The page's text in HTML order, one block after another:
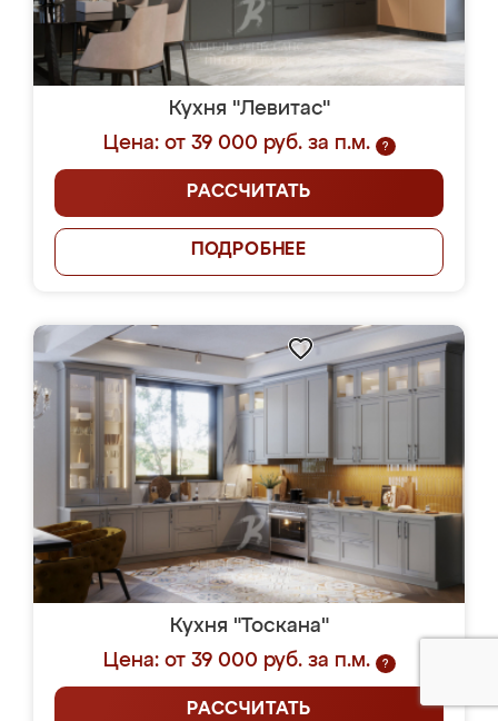
Кухня "Левитас"
Цена: от 39 000 руб. за п.м.
?
РАССЧИТАТЬ
ПОДРОБНЕЕ
Кухня "Тоскана"
Цена: от 39 000 руб. за п.м.
?
РАССЧИТАТЬ